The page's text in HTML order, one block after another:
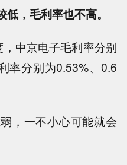
，毛利率也不高。
中京电子毛利率分别
率分别为0.53%、0.6
，一不小心可能就会